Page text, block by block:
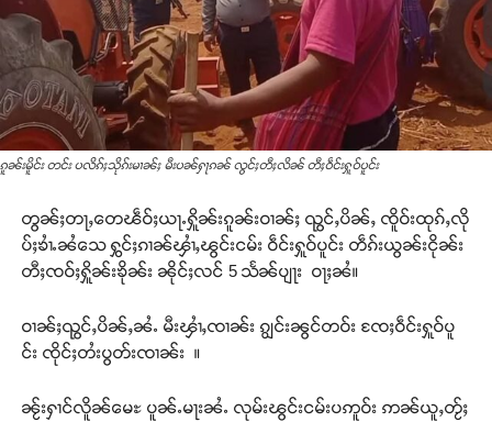
ၵူၼ်းမိူင်း တင်း ပလိၵ်ႈသိုၵ်းမၢၼ်ႈ မီးပၼ်ႁႃၵၼ် လွင်ႈတီႈလိၼ် တီႈဝဵင်းႁူဝ်ပူင်း
တွၼ်ႈတႃႇတေၽဵဝ်ႈယႃႉႁိူၼ်းၵူၼ်းဝၢၼ်ႈ ၺွင်ႇပိၼ်ႇ ၸိူဝ်းထုၵ်ႇလို
ပ်ႈၶၢႆႉၼႆသေ ႁွင်ႈၵၢၼ်ၾၢႆႇၽွင်းငမ်း ဝဵင်းႁူဝ်ပူင်း တဵၵ်းယွၼ်းငိုၼ်း
တီႈၸဝ်ႈႁိူၼ်းၶိုၼ်း ၼိုင်ႈလင် 5 သႅၼ်ပျႃး ဝႃႈၼႆ။
ဝၢၼ်ႈၺွင်ႇပိၼ်ႇၼႆႉ မီးၾၢႆႇၸၢၼ်း ၵျွင်းၼွင်တဝ်း ၸႄႈဝဵင်းႁူဝ်ပူ
င်း ၸိုင်ႈတႆးပွတ်းၸၢၼ်း ။
ၼႂ်းႁၢင်လိူၼ်မေႊ ပူၼ်ႉမႃးၼႆႉ လုမ်းၽွင်းငမ်းပဢူဝ်း ဢၼ်ယူႇတႂ်ႈ